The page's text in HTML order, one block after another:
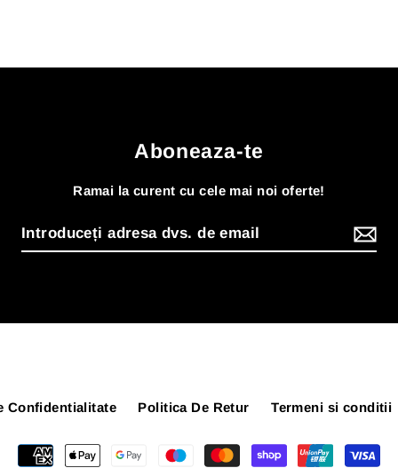
Aboneaza-te
Ramai la curent cu cele mai noi oferte!
Confidentialitate Politica De Retur Termeni si conditii